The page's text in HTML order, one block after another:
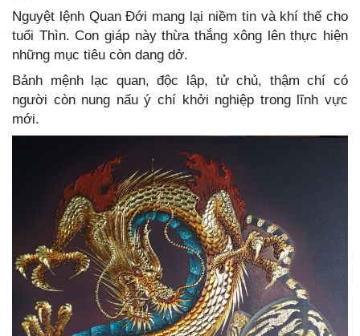
Nguyệt lệnh Quan Đới mang lại niềm tin và khí thế cho
tuổi Thìn. Con giáp này thừa thắng xông lên thực hiện
những mục tiêu còn dang dở.
Bảnh mệnh lạc quan, độc lập, tử chủ, thậm chí có
người còn nung nấu ý chí khởi nghiệp trong lĩnh vực
mới.